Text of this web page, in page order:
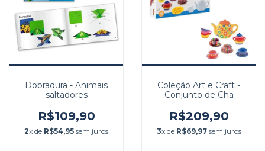
Dobradura - Animais
saltadores
R$109,90
2x de R$54,95 sem juros
Coleção Art e Craft -
Conjunto de Cha
R$209,90
3x de R$69,97sem juros